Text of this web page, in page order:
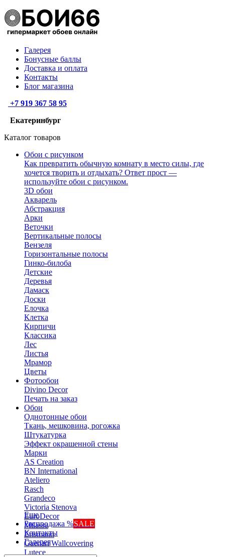
Галерея
Бонусные баллы
Доставка и оплата
Контакты
Блог магазина
+7 919 367 58 95
Екатеринбург
Каталог товаров
Обои с рисунком
Как превратить обычную комнату в место силы, где
хочется творить и отдыхать? Ответ прост —
используйте обои с рисунком.
3D обои
Акварель
Абстракция
Арки
Веточки
Вертикальные полосы
Вензеля
Горизонтальные полосы
Гинко-билоба
Детские
Деревья
Дамаск
Доски
Елочка
Клетка
Кирпичи
Классика
Лес
Листья
Мрамор
Цветы
Фотообои
Divino Decor
Печать на заказ
Обои
Однотонные обои
Ткань, мешковина, рогожка
Штукатурка
Эффект окрашенной стены
Марки
AS Creation
BN International
Ateliero
Rasch
Grandeco
Victoria Stenova
EuroDecor
Milassa
Erismann
Gaenari Wallcovering
Lutece
Еще
Распродажа %SALE
Контакты
Галерея